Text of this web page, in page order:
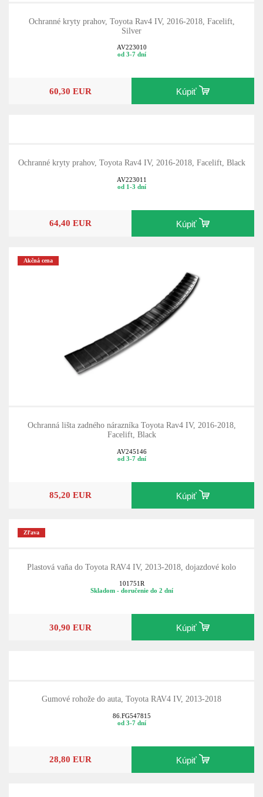
Ochranné kryty prahov, Toyota Rav4 IV, 2016-2018, Facelift,
Silver
AV223010
od 3-7 dní
60,30 EUR Kúpiť
Ochranné kryty prahov, Toyota Rav4 IV, 2016-2018, Facelift, Black
AV223011
od 1-3 dní
64,40 EUR Kúpiť
Akčná cena
Ochranná lišta zadného nárazníka Toyota Rav4 IV, 2016-2018,
Facelift, Black
AV245146
od 3-7 dní
85,20 EUR Kúpiť
Zľava
Plastová vaňa do Toyota RAV4 IV, 2013-2018, dojazdové kolo
101751R
Skladom - doručenie do 2 dní
30,90 EUR Kúpiť
Gumové rohože do auta, Toyota RAV4 IV, 2013-2018
86.FG547815
od 3-7 dní
28,80 EUR Kúpiť